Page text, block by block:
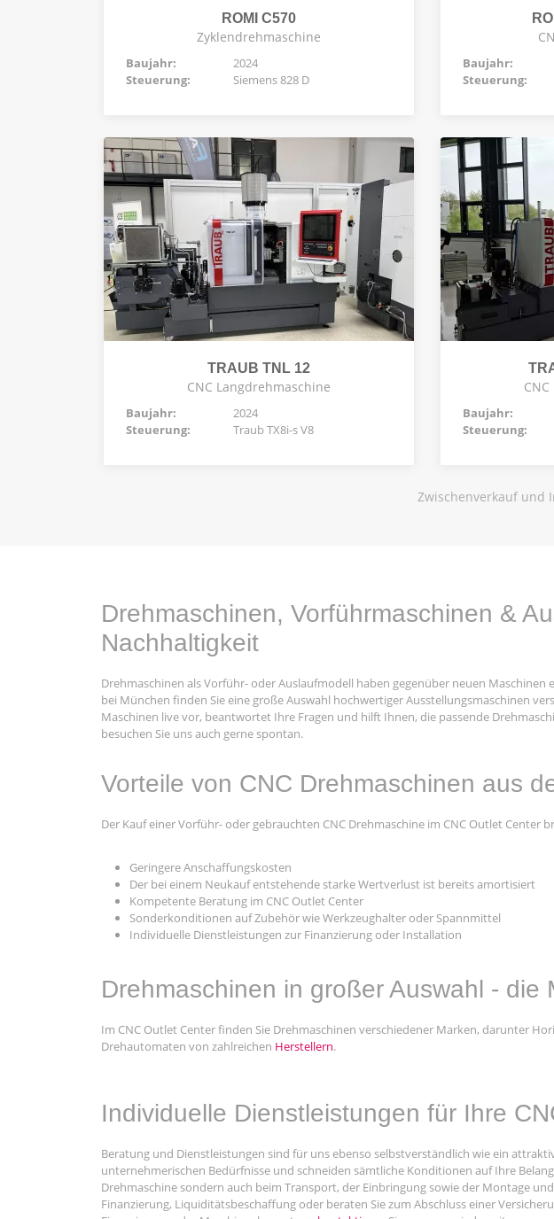
ROMI C570
Zyklendrehmaschine
Baujahr:
2024
Steuerung:
Siemens 828 D
Baujahr:
Steuerung:
TRAUB TNL 12
CNC Langdrehmaschine
Baujahr:
2024
Steuerung:
Traub TX8i-s V8
Baujahr:
Steuerung:
Zwischenverkauf und
Drehmaschinen, Vorführmaschinen &
Nachhaltigkeit
Drehmaschinen als Vorführ- oder Auslaufmodell haben gegenüber neuen
bei München finden Sie eine große Auswahl hochwertiger Ausstellungsmaschinen
Maschinen live vor, beantwortet Ihre Fragen und hilft Ihnen, die passende
besuchen Sie uns auch gerne spontan.
Vorteile von CNC Drehmaschinen aus
Der Kauf einer Vorführ- oder gebrauchten CNC Drehmaschine im CNC Outlet Center
Geringere Anschaffungskosten
Der bei einem Neukauf entstehende starke Wertverlust ist bereits amortisiert
Kompetente Beratung im CNC Outlet Center
Sonderkonditionen auf Zubehör wie Werkzeughalter oder Spannmittel
Individuelle Dienstleistungen zur Finanzierung oder Installation
Drehmaschinen in großer Auswahl -
Im CNC Outlet Center finden Sie Drehmaschinen verschiedener Marken, darunter
Drehautomaten von zahlreichen Herstellern.
Individuelle Dienstleistungen für Ihre
Beratung und Dienstleistungen sind für uns ebenso selbstverständlich wie ein
unternehmerischen Bedürfnisse und schneiden sämtliche Konditionen auf Ihre
Drehmaschine sondern auch beim Transport, der Einbringung sowie der Montage
Finanzierung, Liquiditätsbeschaffung oder beraten Sie zum Abschluss einer